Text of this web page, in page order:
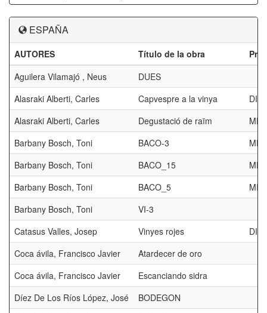
ESPAÑA
AUTORES Título de la obra
Aguilera Vilamajó , Neus
DUES
Alasraki Alberti, Carles
Capvespre a la vinya
Alasraki Alberti, Carles
Degustació de raïm
Barbany Bosch, Toni
BACO-3
Barbany Bosch, Toni
BACO_15
Barbany Bosch, Toni
BACO_5
Barbany Bosch, Toni
VI-3
Catasus Valles, Josep
Vinyes rojes
Coca ávila, Francisco Javier
Atardecer de oro
Coca ávila, Francisco Javier
Escanciando sidra
Díez De Los Ríos López, José
BODEGON